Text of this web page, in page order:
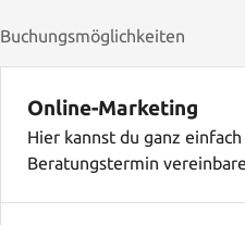
Buchungsmöglichkeiten
Online-Marketing
Hier kannst du ganz
Beratungstermin